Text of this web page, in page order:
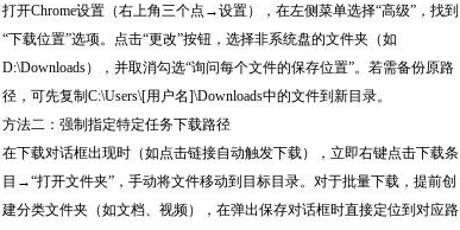
打开Chrome设置（右上角三个点→设置），在左侧菜单选择“高级”，找到
“下载位置”选项。点击“更改”按钮，选择非系统盘的文件夹（如
D:\Downloads），并取消勾选“询问每个文件的保存位置”。若需备份原路
径，可先复制C:\Users\[用户名]\Downloads中的文件到新目录。
方法二：强制指定特定任务下载路径
在下载对话框出现时（如点击链接自动触发下载），立即右键点击下载条
目→“打开文件夹”，手动将文件移动到目标目录。对于批量下载，提前创
建分类文件夹（如文档、视频），在弹出保存对话框时直接定位到对应路